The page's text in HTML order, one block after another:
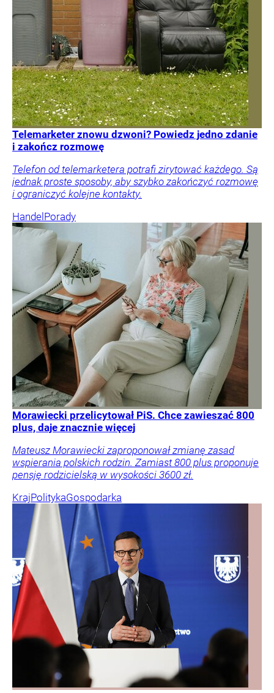
Telemarketer znowu dzwoni? Powiedz jedno zdanie
i zakończ rozmowę
Telefon od telemarketera potrafi zirytować każdego. Są
jednak proste sposoby, aby szybko zakończyć rozmowę
i ograniczyć kolejne kontakty.
Handel Porady
Morawiecki przelicytował PiS. Chce zawieszać 800
plus, daje znacznie więcej
Mateusz Morawiecki zaproponował zmianę zasad
wspierania polskich rodzin. Zamiast 800 plus proponuje
pensję rodzicielską w wysokości 3600 zł.
KrajPolitykaGospodarka